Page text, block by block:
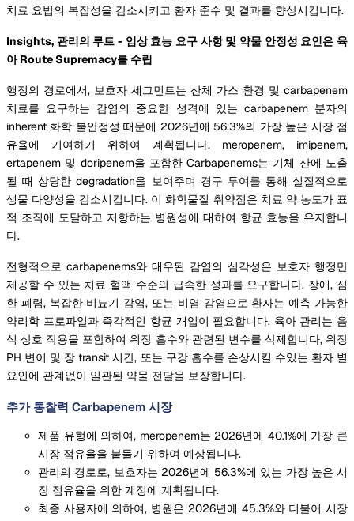
치료 요법의 복잡성을 감소시키고 환자 준수 및 결과를 향상시킵니다.
Insights, 관리의 루트 - 임상 효능 요구 사항 및 약물 안정성 요인은 육
아 Route Supremacy를 수립
행정의 경로에서, 보호자 세그먼트는 산체 가스 환경 및 carbapenem
치료를 요구하는 감염의 중요한 성격에 있는 carbapenem 분자의
inherent 화학 불안정성 때문에 2026년에 56.3%의 가장 높은 시장 점
유율에 기여하기 위하여 계획됩니다. meropenem, imipenem,
ertapenem 및 doripenem을 포함한 Carbapenems는 기체 산에 노출
될 때 상당한 degradation을 보여주며 경구 투여를 통해 실질적으로
생물 다양성을 감소시킵니다. 이 화학물질 취약점은 치료 약 농도가 표
적 조직에 도달하고 저항하는 병원성에 대하여 항균 효능을 유지합니
다.
전형적으로 carbapenems와 대우된 감염의 심각성은 보호자 행정만
제공할 수 있는 치료 혈액 수준의 급속한 성과를 요구합니다. 장애, 심
한 폐렴, 복잡한 비뇨기 감염, 또는 비염 감염으로 환자는 예측 가능한
약리학 프로파일과 즉각적인 항균 개입이 필요합니다. 육아 관리는 음
식 상호 작용을 포함하여 위장 흡수와 관련된 변수를 삭제합니다, 위장
PH 변이 및 장 transit 시간, 또는 구강 흡수를 손상시킬 수있는 환자 별
요인에 관계없이 일관된 약물 전달을 보장합니다.
추가 통찰력 Carbapenem 시장
제품 유형에 의하여, meropenem는 2026년에 40.1%에 가장 큰
시장 점유율을 붙들기 위하여 예상됩니다.
관리의 경로로, 보호자는 2026년에 56.3%에 있는 가장 높은 시
장 점유율을 위한 계정에 계획됩니다.
최종 사용자에 의하여, 병원은 2026년에 45.3%와 더불어 시장